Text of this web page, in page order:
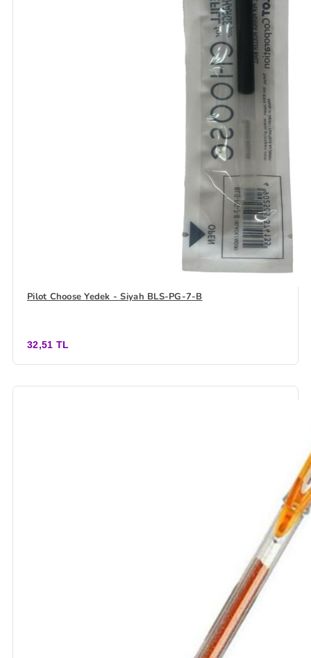
Pilot Choose Yedek - Siyah BLS-PG-7-B
32,51 TL